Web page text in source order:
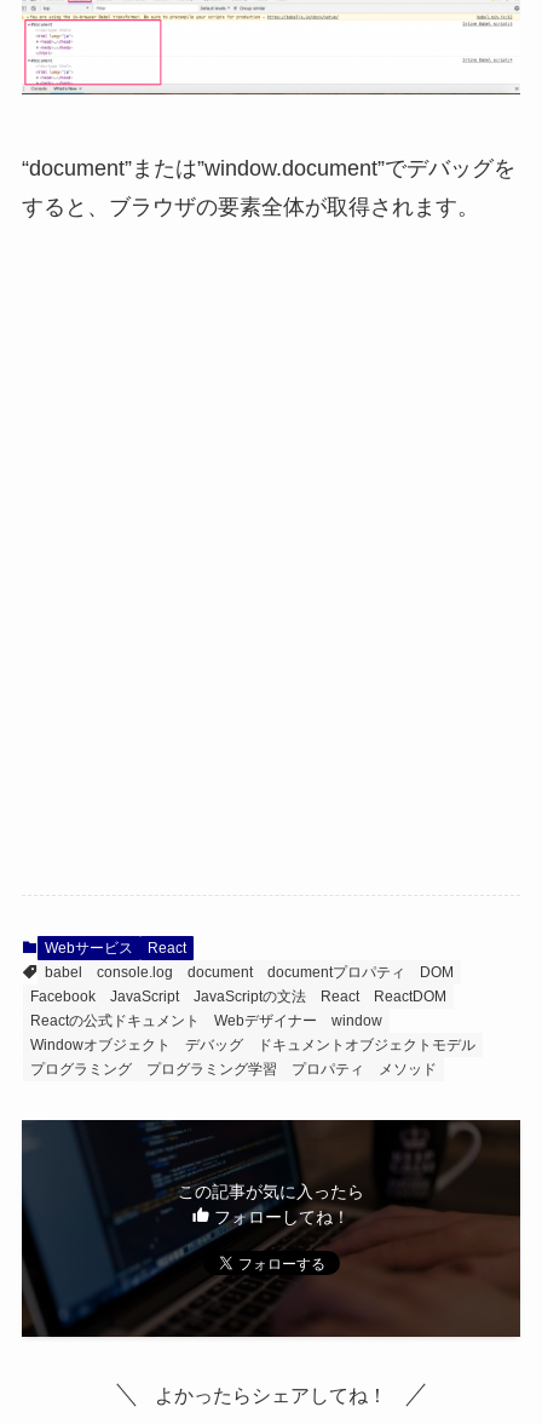
“document”または”window.document”でデバッグを
すると、ブラウザの要素全体が取得されます。
Webサービス
React
babel
console.log document documentプロパティ
DOM
Facebook
JavaScript JavaScriptの文法 React
ReactDOM
Reactの公式ドキュメント
Webデザイナー
window
Windowオブジェクト
デバッグ
ドキュメントオブジェクトモデル
プログラミング
プログラミング学習 プロパティ メソッド
この記事が気に入ったら
フォローしてね！
よかったらシェアしてね！